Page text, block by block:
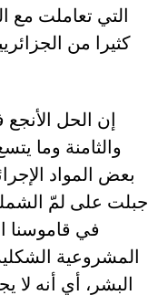
التي تعاملت مع
كثيرا من
إن الحل
والثامنة وما
بعض المواد
جبلت على لمّ
في قاموسنا
المشروعية
البشر، أي أنه